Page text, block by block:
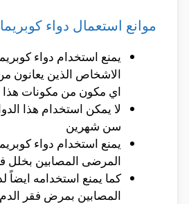
موانع استعمال دواء
يمنع استخدام دواء
الاشخاص الذين يعانون
اي مكون من مكونات هذا
لا يمكن استخدام هذا
سن شهرين
يمنع استخدام دواء
المرضى المصابين بخلل
كما يمنع استخدامه
المصابين بمرض فقر الدم